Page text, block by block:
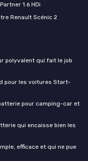
1.6 HDi
Renault Scénic 2
polyvalent qui fait le job
pour les voitures Start-
pour camping-car et
qui encaisse bien les
efficace et qui ne pue